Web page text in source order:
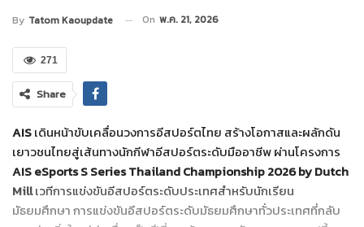
By Tatom Kaoupdate On พ.ค. 21, 2026
271
Share
AISเดินหน้าขับเคลื่อนวงการอีสปอร์ตไทย สร้างโอกาสและผลักดัน
เยาวชนไทยสู่เส้นทางนักกีฬาอีสปอร์ตระดับมืออาชีพ ผ่านโครงการ
AIS eSports S Series Thailand Championship 2026 by Dutch
Millเวทีการแข่งขันอีสปอร์ตระดับประเทศสำหรับนักเรียน
มัธยมศึกษา การแข่งขันอีสปอร์ตระดับมัธยมศึกษาทั่วประเทศที่กลับ